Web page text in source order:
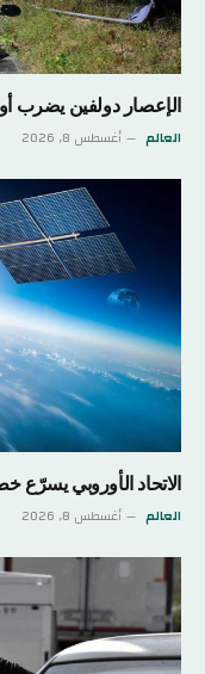
الإعصار دولفين يضرب
العالم أغسطس 8, 2026
الاتحاد الأوروبي يسرّع خطط “أيريس 2”
العالم أغسطس 8, 2026